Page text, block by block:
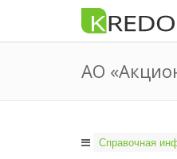
АО
Справочная